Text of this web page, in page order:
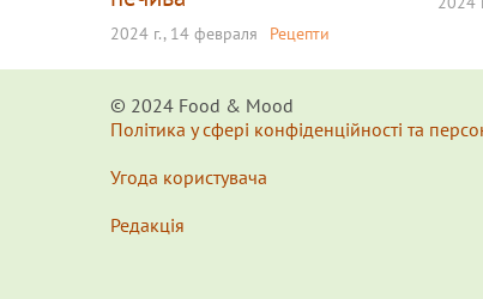
2024 г., 14 февраля Рецепти
© 2024 Food & Мood
Політика у сфері конфіденційності та
Угода користувача
Редакція